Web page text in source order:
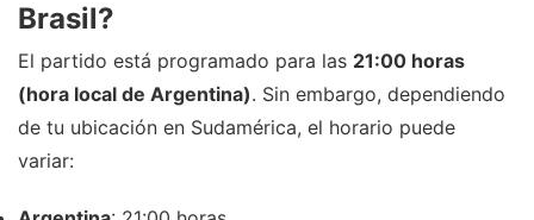
Brasil?
El partido está programado para las 21:00 horas
(hora local de Argentina). Sin embargo, dependiendo
de tu ubicación en Sudamérica, el horario puede
variar: